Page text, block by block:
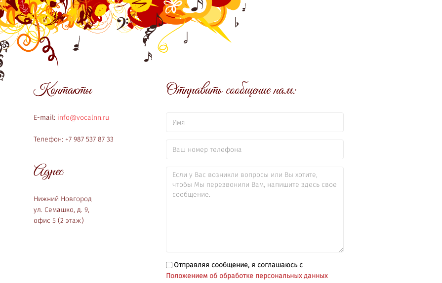
Контакты
E-mail: info@vocalnn.ru
Телефон: +7 987 537 87 33
Адрес
Нижний Новгород
ул. Семашко, д. 9,
офис 5 (2 этаж)
Отправить сообщение нам:
Отправляя сообщение, я соглашаюсь с
Положением об обработке персональных данных